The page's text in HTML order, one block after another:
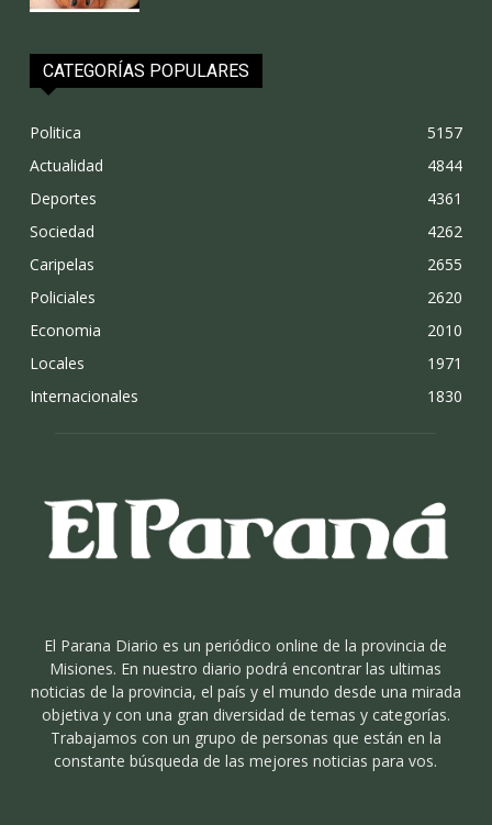
CATEGORÍAS POPULARES
Politica
5157
Actualidad
4844
Deportes
4361
Sociedad
4262
Caripelas
2655
Policiales
2620
Economia
2010
Locales
1971
Internacionales
1830
El Parana Diario es un periódico online de la provincia de
Misiones. En nuestro diario podrá encontrar las ultimas
noticias de la provincia, el país y el mundo desde una mirada
objetiva y con una gran diversidad de temas y categorías.
Trabajamos con un grupo de personas que están en la
constante búsqueda de las mejores noticias para vos.